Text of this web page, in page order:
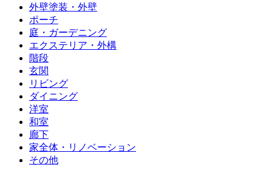
外壁塗装・外壁
ポーチ
庭・ガーデニング
エクステリア・外構
階段
玄関
リビング
ダイニング
洋室
和室
廊下
家全体・リノベーション
その他